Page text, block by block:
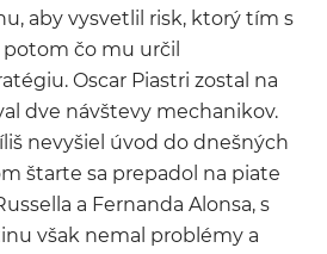
aby vysvetlil risk, ktorý tím s
čo mu určil
Oscar Piastri zostal na
dve návštevy mechanikov.
nevyšiel úvod do dnešných
štarte sa prepadol na piate
a Fernanda Alonsa, s
však nemal problémy a